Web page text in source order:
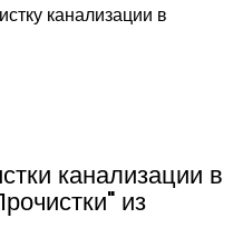
канализации в
канализации в
из